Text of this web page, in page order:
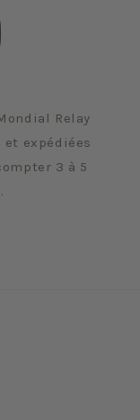
Relay
expédiées
3 à 5